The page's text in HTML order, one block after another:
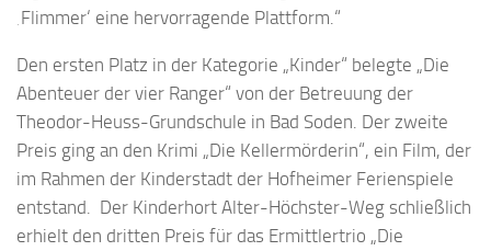
‚Flimmer‘ eine hervorragende Plattform.“
Den ersten Platz in der Kategorie „Kinder“ belegte „Die
Abenteuer der vier Ranger“ von der Betreuung der
Theodor-Heuss-Grundschule in Bad Soden. Der zweite
Preis ging an den Krimi „Die Kellermörderin“, ein Film, der
im Rahmen der Kinderstadt der Hofheimer Ferienspiele
entstand. Der Kinderhort Alter-Höchster-Weg schließlich
erhielt den dritten Preis für das Ermittlertrio „Die